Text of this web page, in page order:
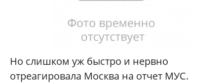
Но слишком уж быстро и нервно
отреагировала Москва на отчет МУС.